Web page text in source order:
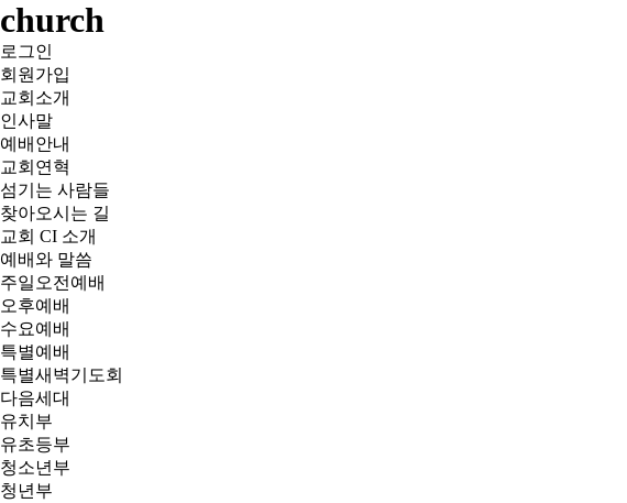
church
로그인
회원가입
교회소개
인사말
예배안내
교회연혁
섬기는 사람들
찾아오시는 길
교회 CI 소개
예배와 말씀
주일오전예배
오후예배
수요예배
특별예배
특별새벽기도회
다음세대
유치부
유초등부
청소년부
청년부